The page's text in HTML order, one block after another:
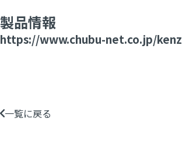
製品情報
https://www.chubu-net.co.jp/
一覧に戻る